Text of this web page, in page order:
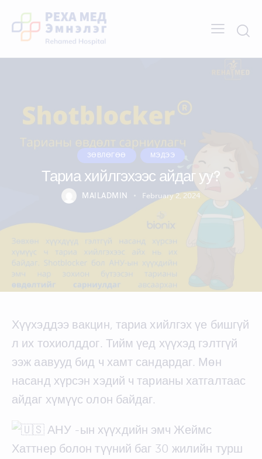
ЗӨВЛӨГӨӨ МЭДЭЭ
Тариа хийлгэхээс айдаг уу?
MAILADMIN February 2, 2024
Хүүхэддээ вакцин, тариа хийлгэх үе бишгүй
л их тохиолддог. Тийм үед хүүхэд гэлтгүй
ээж аавууд бид ч хамт сандардаг. Мөн
насанд хүрсэн хэдий ч тарианы хатгалтаас
айдаг хүмүүс олон байдаг.
АНУ -ын хүүхдийн эмч Жеймс
Хаттнер болон түүний баг 30 жилийн турш